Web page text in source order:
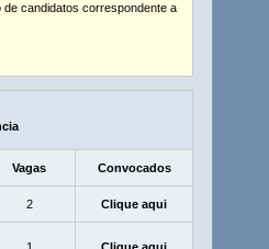
de candidatos correspondente a
Vagas Convocados
2 Clique aqui